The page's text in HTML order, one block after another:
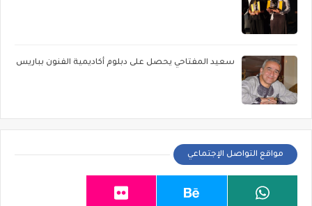
سعيد المفتاحي يحصل على دبلوم أكاديمية الفنون بباريس
مواقع التواصل الإجتماعي